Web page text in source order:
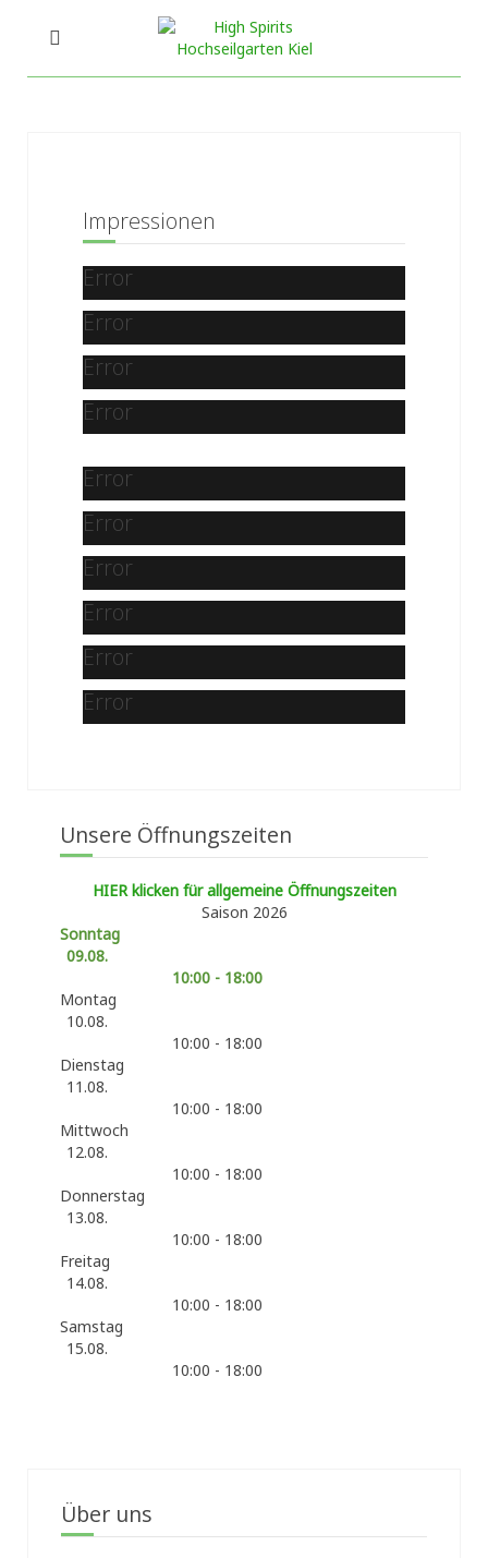
Impressionen
Error
Error
Error
Error
Error
Error
Error
Error
Error
Error
Unsere Öffnungszeiten
HIER klicken für allgemeine Öffnungszeiten
Saison 2026
Sonntag
09.08.
10:00 - 18:00
Montag
10.08.
10:00 - 18:00
Dienstag
11.08.
10:00 - 18:00
Mittwoch
12.08.
10:00 - 18:00
Donnerstag
13.08.
10:00 - 18:00
Freitag
14.08.
10:00 - 18:00
Samstag
15.08.
10:00 - 18:00
Über uns